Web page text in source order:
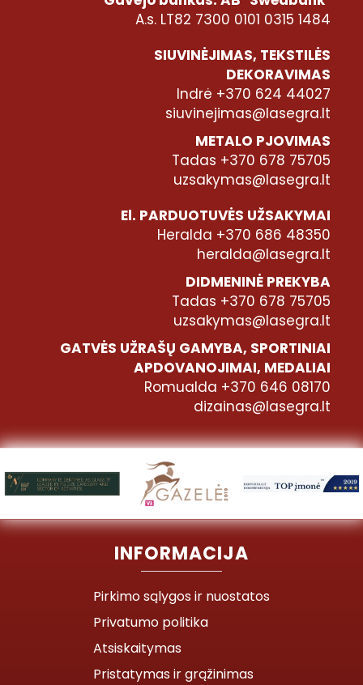
A.s. LT82 7300 0101 0315 1484
SIUVINĖJIMAS, TEKSTILĖS
DEKORAVIMAS
Indrė +370 624 44027
siuvinejimas@lasegra.lt
METALO PJOVIMAS
Tadas +370 678 75705
uzsakymas@lasegra.lt
El. PARDUOTUVĖS UŽSAKYMAI
Heralda +370 686 48350
heralda@lasegra.lt
DIDMENINĖ PREKYBA
Tadas +370 678 75705
uzsakymas@lasegra.lt
GATVĖS UŽRAŠŲ GAMYBA, SPORTINIAI
APDOVANOJIMAI, MEDALIAI
Romualda +370 646 08170
dizainas@lasegra.lt
INFORMACIJA
Pirkimo sąlygos ir nuostatos
Privatumo politika
Atsiskaitymas
Pristatymas ir grąžinimas